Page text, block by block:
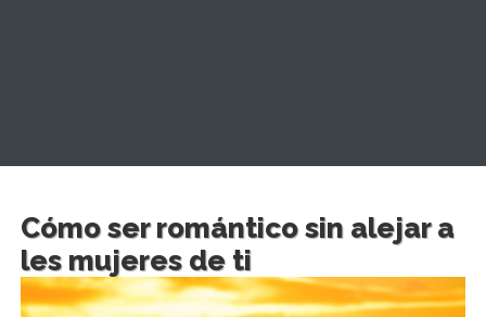
Cómo ser romántico sin alejar a
les mujeres de ti